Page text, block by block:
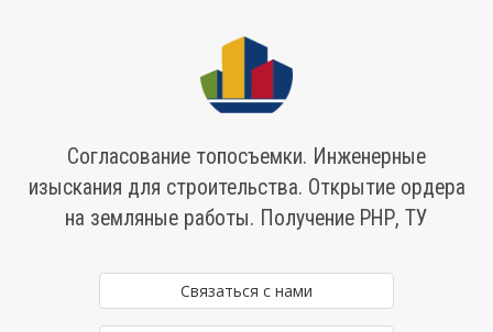
Согласование топосъемки. Инженерные
изыскания для строительства. Открытие ордера
на земляные работы. Получение РНР, ТУ
Связаться с нами